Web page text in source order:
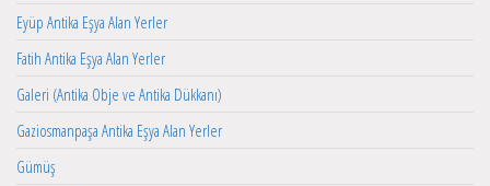
Eyüp Antika Eşya Alan Yerler
Fatih Antika Eşya Alan Yerler
Galeri (Antika Obje ve Antika Dükkanı)
Gaziosmanpaşa Antika Eşya Alan Yerler
Gümüş